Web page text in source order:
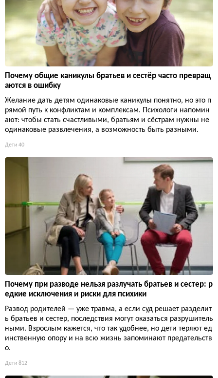
Почему общие каникулы братьев и сестёр часто превращ
аются в ошибку
Желание дать детям одинаковые каникулы понятно, но это п
рямой путь к конфликтам и комплексам. Психологи напомин
ают: чтобы стать счастливыми, братьям и сёстрам нужны не
одинаковые развлечения, а возможность быть разными.
Дети 40
Почему при разводе нельзя разлучать братьев и сестер: р
едкие исключения и риски для психики
Развод родителей — уже травма, а если суд решает разделит
ь братьев и сестер, последствия могут оказаться разрушитель
ными. Взрослым кажется, что так удобнее, но дети теряют ед
инственную опору и на всю жизнь запоминают предательств
о.
Дети 812